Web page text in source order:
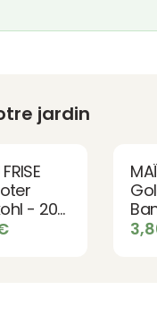
jardin
- 200
bio